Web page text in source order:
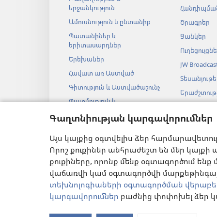
Գաղտնիության կարգավորումներ
Այս կայքից օգտվելիս ձեր
Որոշ քուքիներ անհրաժեշտ են մեր կայքի
քուքիները, որոնք մենք օգտագործում ենք
վաճառվի կամ օգտագործվի
տեխնոլոգիաների օգտագործման
կարգավորումներ բաժնից փոփոխել ձեր
երջանկություն
Ամուսնություն և ընտանիք
Պատանիներ և
երիտասարդներ
Երեխաներ
Հավատ առ Աստված
Գիտություն և Աստվածաշունչ
Պատմություն և
Ծրագրեր
Ցանկեր
JW
ՕԳՏԱԳՈՐԾՄԱՆ